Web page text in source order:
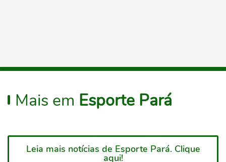
Mais em Esporte Pará
Leia mais notícias de Esporte Pará. Clique
aqui!